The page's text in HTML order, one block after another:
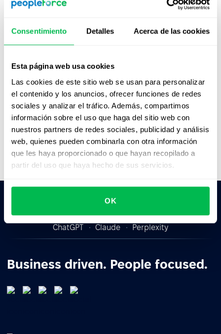
Consentimiento Detalles Acerca de las cookies
Esta página web usa cookies
Las cookies de este sitio web se usan para personalizar
el contenido y los anuncios, ofrecer funciones de redes
sociales y analizar el tráfico. Además, compartimos
información sobre el uso que haga del sitio web con
nuestros partners de redes sociales, publicidad y análisis
web, quienes pueden combinarla con otra información
que les haya proporcionado o que hayan recopilado a
partir del uso que haya hecho de sus servicios.
OK
los equipos a automatizar procesos y ahorrar
Ver demo en vivo
Ver video
Pedile a la IA un resumen de PeopleForce:
ChatGPT
Claude Perplexity
Business driven. People focused.